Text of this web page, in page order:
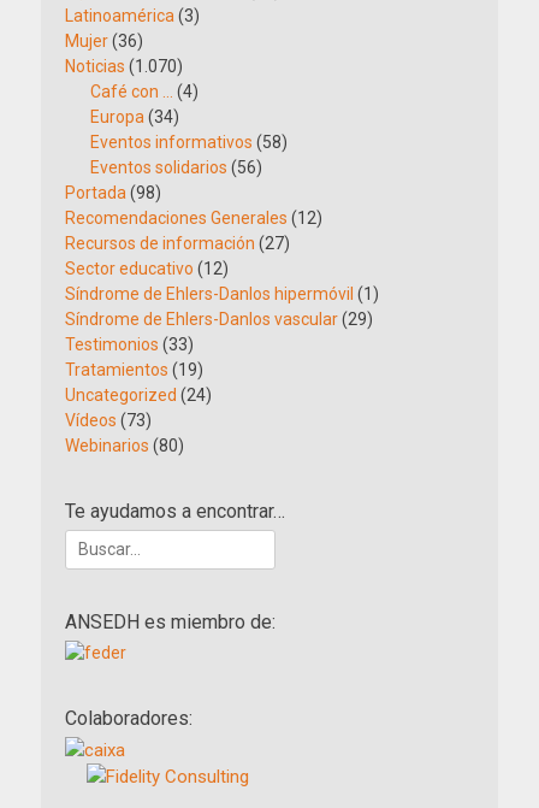
Latinoamérica (3)
Mujer(36)
Noticias (1.070)
Café con …
(4)
Europa (34)
Eventos informativos (58)
Eventos solidarios (56)
Portada (98)
Recomendaciones Generales (12)
Recursos de información (27)
Sector educativo (12)
Síndrome de Ehlers-Danlos hipermóvil (1)
Síndrome de Ehlers-Danlos vascular(29)
Testimonios (33)
Tratamientos (19)
Uncategorized (24)
Vídeos (73)
Webinarios (80)
Te ayudamos a encontrar…
Buscar:
ANSEDH es miembro de:
Colaboradores: